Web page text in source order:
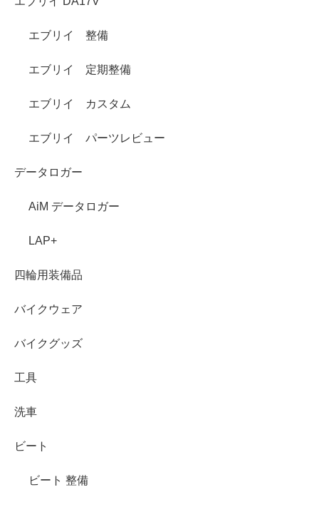
エブリイ 整備
エブリイ 定期整備
エブリイ カスタム
エブリイ パーツレビュー
データロガー
AiM データロガー
LAP+
四輪用装備品
バイクウェア
バイクグッズ
工具
洗車
ビート
ビート 整備